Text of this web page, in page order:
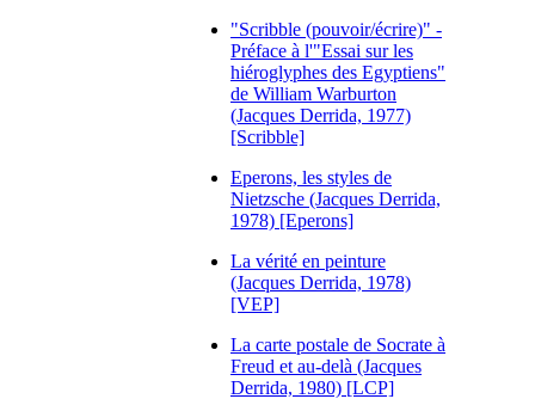
"Scribble (pouvoir/écrire)" -
Préface à l'"Essai sur les
hiéroglyphes des Egyptiens"
de William Warburton
(Jacques Derrida, 1977)
[Scribble]
Eperons, les styles de
Nietzsche (Jacques Derrida,
1978) [Eperons]
La vérité en peinture
(Jacques Derrida, 1978)
[VEP]
La carte postale de Socrate à
Freud et au-delà (Jacques
Derrida, 1980) [LCP]